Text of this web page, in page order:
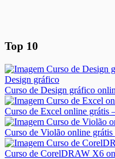
Top 10
Curso de Design gráfico
Curso de Excel online grátis
Curso de Violão online grátis
Curso de CorelDRAW X6